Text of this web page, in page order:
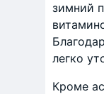
зимний
легко
Кроме